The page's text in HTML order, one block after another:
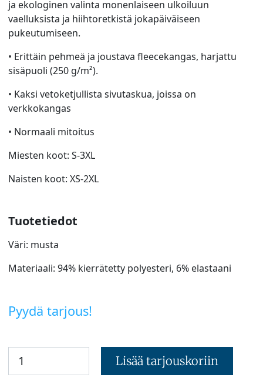
ja ekologinen valinta monenlaiseen ulkoiluun
vaelluksista ja hiihtoretkistä jokapäiväiseen
pukeutumiseen.
• Erittäin pehmeä ja joustava fleecekangas, harjattu
sisäpuoli (250 g/m²).
• Kaksi vetoketjullista sivutaskua, joissa on
verkkokangas
• Normaali mitoitus
Miesten koot: S-3XL
Naisten koot: XS-2XL
Tuotetiedot
Väri: musta
Materiaali: 94% kierrätetty polyesteri, 6% elastaani
Pyydä tarjous!
Lisää tarjouskoriin